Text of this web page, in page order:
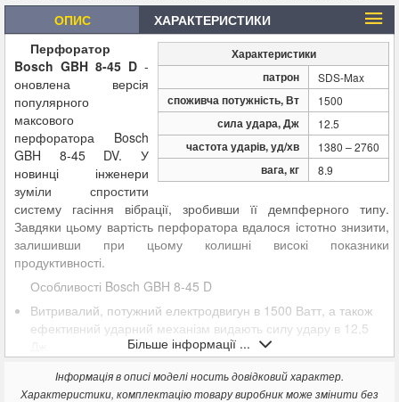
ОПИС ХАРАКТЕРИСТИКИ
Характеристики
патрон
SDS-Max
споживча потужність, Вт 1500
сила удара, Дж 12.5
частота ударів, уд/хв 1380 – 2760
вага, кг 8.9
Перфоратор
Bosch GBH 8-45 D -
оновлена ​​версія
популярного
максового
перфоратора Bosch
GBH 8-45 DV. У
новинці інженери
зуміли спростити
систему гасіння вібрації, зробивши її демпферного типу.
Завдяки цьому вартість перфоратора вдалося істотно знизити,
залишивши при цьому колишні високі показники
продуктивності.
Особливості Bosch GBH 8-45 D
Витривалий, потужний електродвигун в 1500 Ватт, а також
ефективний ударний механізм видають силу удару в 12,5
знизити вібрацію до 18,5 м/с² В режимі роботи відбійного
Більше інформації ...
Інформація в описі моделі носить довідковий характер.
Характеристики, комплектацію товару виробник може змінити без